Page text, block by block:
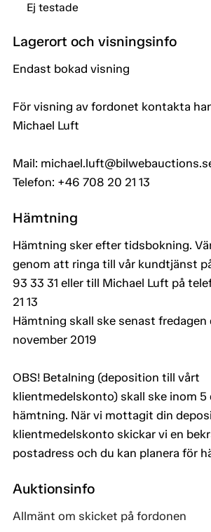
Ej testade
Lagerort och visningsinfo
Endast bokad visning
För visning av fordonet kontakta
Michael Luft
Mail:
Telefon: +46 708 20 21 13
Hämtning
Hämtning sker efter tidsbokning.
genom att ringa till vår kundtjänst
93 33 31 eller till Michael Luft på
21 13
Hämtning skall ske senast fredagen
november 2019
OBS! Betalning (deposition till vårt
klientmedelskonto) skall ske inom 5
hämtning. När vi mottagit din
klientmedelskonto skickar vi en
postadress och du kan planera för
Auktionsinfo
Allmänt om skicket på fordonen